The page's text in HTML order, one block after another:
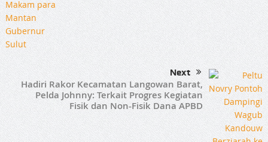
Next
Hadiri Rakor Kecamatan Langowan Barat,
Pelda Johnny: Terkait Progres Kegiatan
Fisik dan Non-Fisik Dana APBD